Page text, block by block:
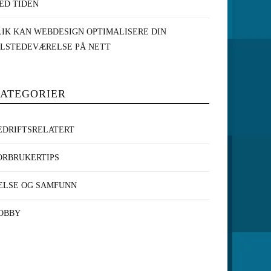
TIDEN
KAN WEBDESIGN OPTIMALISERE DIN
PÅ NETT
OG SAMFUNN